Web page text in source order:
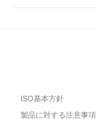
ISO基本方針
製品に対する注意事項